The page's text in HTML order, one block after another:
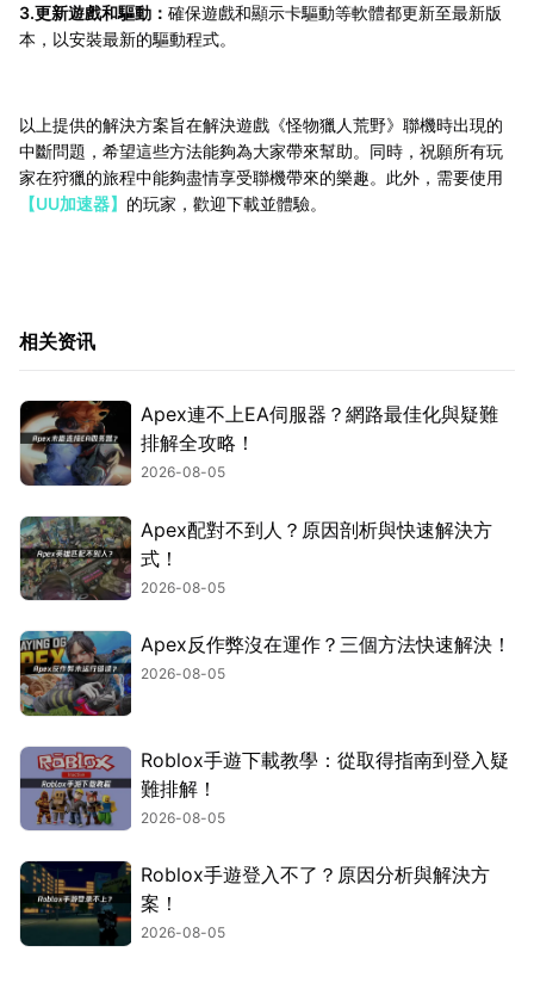
3.更新遊戲和驅動： 確保遊戲和顯示卡驅動等軟體都更新至最新版
本，以安裝最新的驅動程式。
以上提供的解決方案旨在解決遊戲《怪物獵人荒野》聯機時出現的
中斷問題，希望這些方法能夠為大家帶來幫助。同時，祝願所有玩
家在狩獵的旅程中能夠盡情享受聯機帶來的樂趣。此外，需要使用
【UU加速器】 的玩家，歡迎下載並體驗。
相关资讯
Apex連不上EA伺服器？網路最佳化與疑難
排解全攻略！
2026-08-05
Apex配對不到人？原因剖析與快速解決方
式！
2026-08-05
Apex反作弊沒在運作？三個方法快速解決！
2026-08-05
Roblox手遊下載教學：從取得指南到登入疑
難排解！
2026-08-05
Roblox手遊登入不了？原因分析與解決方
案！
2026-08-05